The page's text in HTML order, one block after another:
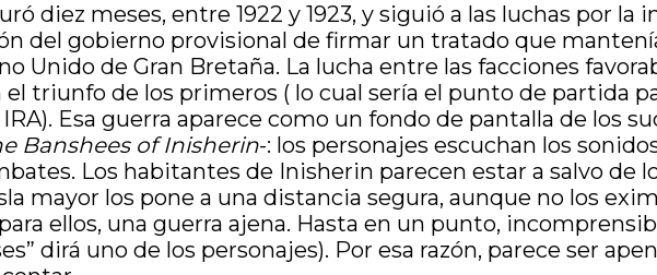
diez meses, entre 1922 y 1923, y siguió a las luchas por
del gobierno provisional de firmar un tratado que
Unido de Gran Bretaña. La lucha entre las facciones
el triunfo de los primeros ( lo cual sería el punto de partida
Esa guerra aparece como un fondo de pantalla de los
Banshees of Inisherin-: los personajes escuchan los
Los habitantes de Inisherin parecen estar a salvo de
mayor los pone a una distancia segura, aunque no los
ellos, una guerra ajena. Hasta en un punto,
dirá uno de los personajes). Por esa razón, parece ser